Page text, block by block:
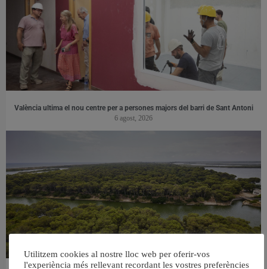
València ultima el nou centre per a persones majors del barri de Sant Antoni
6 agost, 2026
Utilitzem cookies al nostre lloc web per oferir-vos
l'experiència més rellevant recordant les vostres preferències